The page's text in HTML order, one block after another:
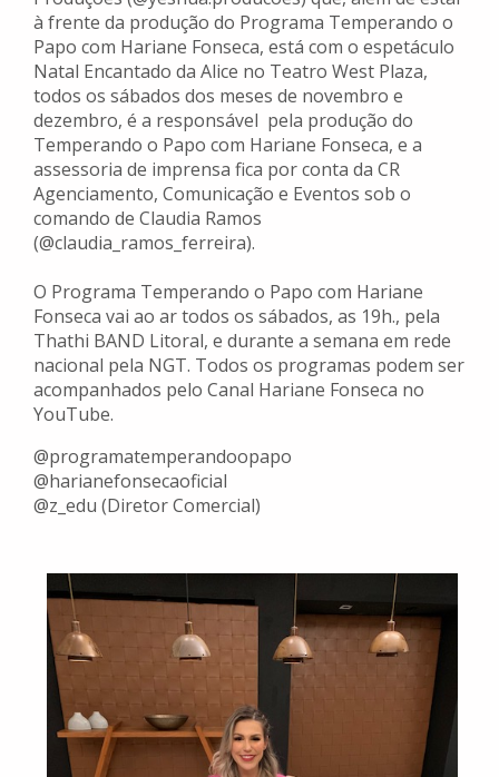
à frente da produção do Programa Temperando o
Papo com Hariane Fonseca, está com o espetáculo
Natal Encantado da Alice no Teatro West Plaza,
todos os sábados dos meses de novembro e
dezembro, é a responsável pela produção do
Temperando o Papo com Hariane Fonseca, e a
assessoria de imprensa fica por conta da CR
Agenciamento, Comunicação e Eventos sob o
comando de Claudia Ramos
(@claudia_ramos_ferreira).
O Programa Temperando o Papo com Hariane
Fonseca vai ao ar todos os sábados, as 19h., pela
Thathi BAND Litoral, e durante a semana em rede
nacional pela NGT. Todos os programas podem ser
acompanhados pelo Canal Hariane Fonseca no
YouTube.
@programatemperandoopapo
@harianefonsecaoficial
@z_edu (Diretor Comercial)